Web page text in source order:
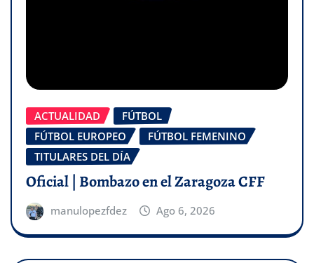
ACTUALIDAD
FÚTBOL
FÚTBOL EUROPEO
FÚTBOL FEMENINO
TITULARES DEL DÍA
Oficial | Bombazo en el Zaragoza CFF
manulopezfdez Ago 6, 2026